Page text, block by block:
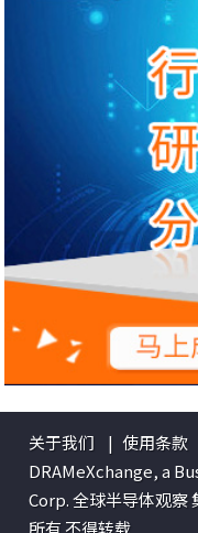
关于我们 | 使用条款
DRAMeXchange, a
Corp. 全球半导体观察
所有 不得转载